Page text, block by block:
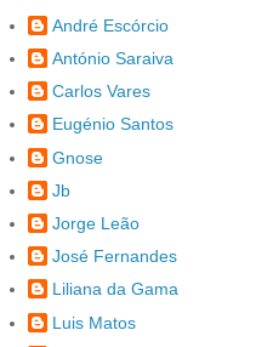
André Escórcio
António Saraiva
Carlos Vares
Eugénio Santos
Gnose
Jb
Jorge Leão
José Fernandes
Liliana da Gama
Luis Matos